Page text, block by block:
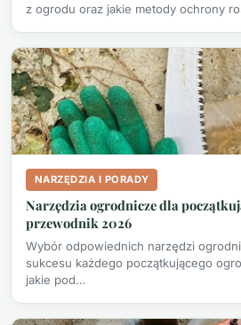
z ogrodu oraz jakie metody ochrony
NARZĘDZIA I PORADY
Narzędzia ogrodnicze dla
przewodnik 2026
Wybór odpowiednich narzędzi
sukcesu każdego początkującego
jakie pod…